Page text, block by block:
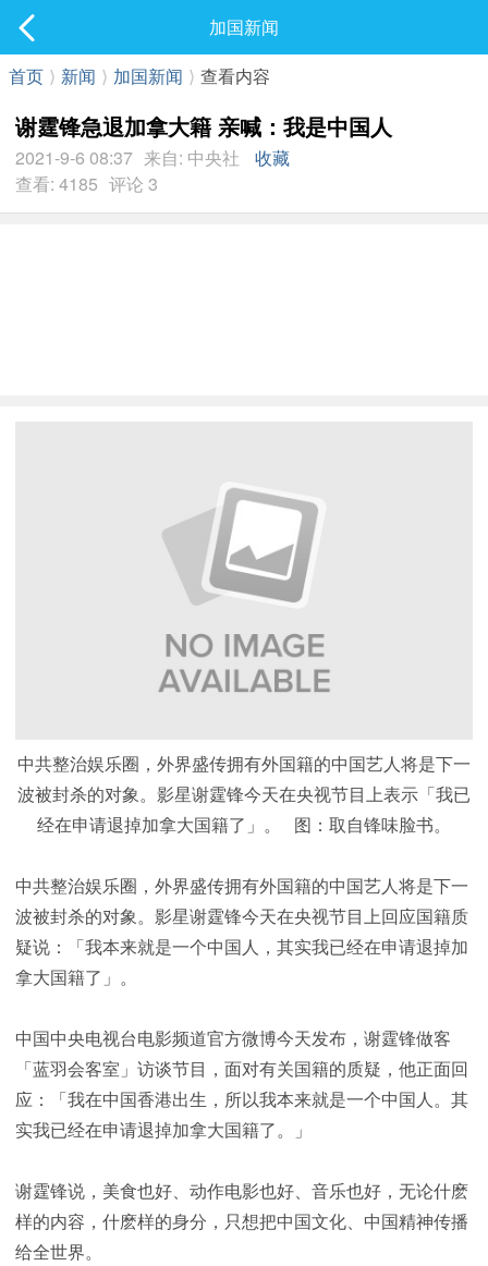
最新发表
加国新闻
首页 ⟩ 新闻 ⟩ 加国新闻 ⟩ 查看内容
谢霆锋急退加拿大籍 亲喊：我是中国人
2021-9-6 08:37 来自: 中央社
收藏
查看: 4185 评论 3
中共整治娱乐圈，外界盛传拥有外国籍的中国艺人将是下一
波被封杀的对象。影星谢霆锋今天在央视节目上表示「我已
经在申请退掉加拿大国籍了」。 图：取自锋味脸书。
中共整治娱乐圈，外界盛传拥有外国籍的中国艺人将是下一
波被封杀的对象。影星谢霆锋今天在央视节目上回应国籍质
疑说：「我本来就是一个中国人，其实我已经在申请退掉加
拿大国籍了」。
中国中央电视台电影频道官方微博今天发布，谢霆锋做客
「蓝羽会客室」访谈节目，面对有关国籍的质疑，他正面回
应：「我在中国香港出生，所以我本来就是一个中国人。其
实我已经在申请退掉加拿大国籍了。」
谢霆锋说，美食也好、动作电影也好、音乐也好，无论什麽
样的内容，什麽样的身分，只想把中国文化、中国精神传播
给全世界。